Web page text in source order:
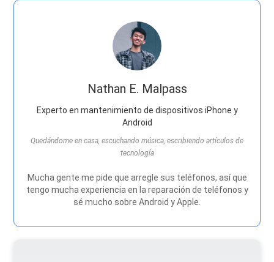
Nathan E. Malpass
Experto en mantenimiento de dispositivos iPhone y
Android
Quedándome en casa, escuchando música, escribiendo artículos de
tecnología
Mucha gente me pide que arregle sus teléfonos, así que
tengo mucha experiencia en la reparación de teléfonos y
sé mucho sobre Android y Apple.